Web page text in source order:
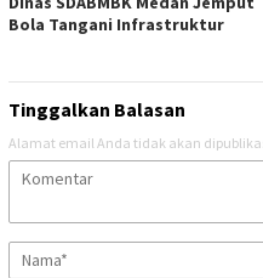
Bola Tangani Infrastruktur
Tinggalkan Balasan
Alamat email Anda tidak akan